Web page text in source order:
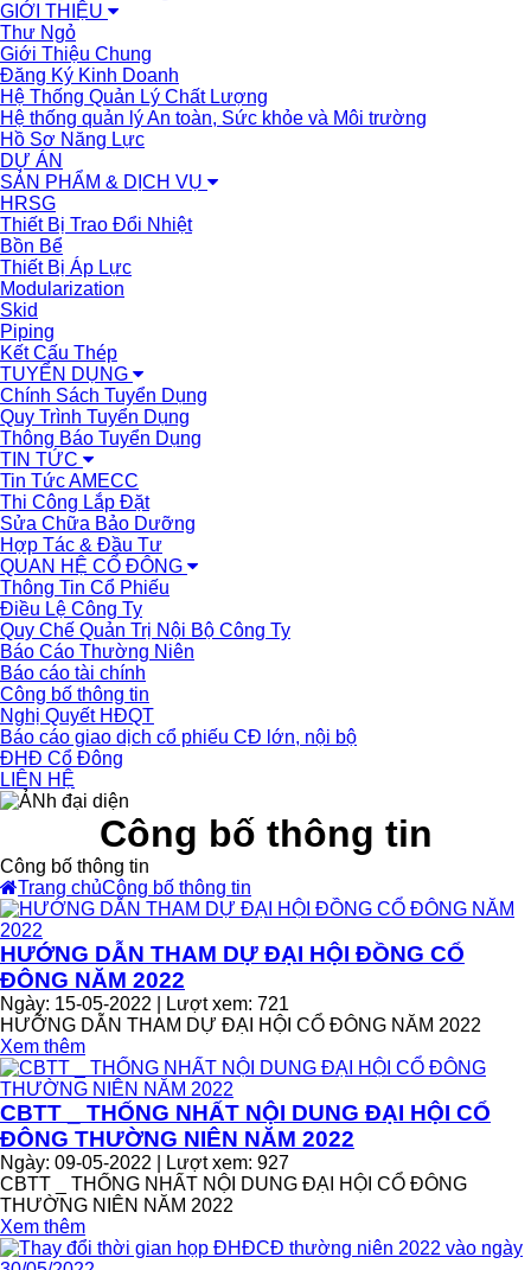
GIỚI THIỆU
Thư Ngỏ
Giới Thiệu Chung
Đăng Ký Kinh Doanh
Hệ Thống Quản Lý Chất Lượng
Hệ thống quản lý An toàn, Sức khỏe và Môi trường
Hồ Sơ Năng Lực
DỰ ÁN
SẢN PHẨM & DỊCH VỤ
HRSG
Thiết Bị Trao Đổi Nhiệt
Bồn Bể
Thiết Bị Áp Lực
Modularization
Skid
Piping
Kết Cấu Thép
TUYỂN DỤNG
Chính Sách Tuyển Dụng
Quy Trình Tuyển Dụng
Thông Báo Tuyển Dụng
TIN TỨC
Tin Tức AMECC
Thi Công Lắp Đặt
Sửa Chữa Bảo Dưỡng
Hợp Tác & Đầu Tư
QUAN HỆ CỔ ĐÔNG
Thông Tin Cổ Phiếu
Điều Lệ Công Ty
Quy Chế Quản Trị Nội Bộ Công Ty
Báo Cáo Thường Niên
Báo cáo tài chính
Công bố thông tin
Nghị Quyết HĐQT
Báo cáo giao dịch cổ phiếu CĐ lớn, nội bộ
ĐHĐ Cổ Đông
LIÊN HỆ
Công bố thông tin
Công bố thông tin
Trang chủCông bố thông tin
HƯỚNG DẪN THAM DỰ ĐẠI HỘI ĐỒNG CỔ
ĐÔNG NĂM 2022
Ngày: 15-05-2022 | Lượt xem: 721
HƯỠNG DẪN THAM DỰ ĐẠI HỘI CỔ ĐÔNG NĂM 2022
Xem thêm
CBTT _ THỐNG NHẤT NỘI DUNG ĐẠI HỘI CỔ
ĐÔNG THƯỜNG NIÊN NĂM 2022
Ngày: 09-05-2022 | Lượt xem: 927
CBTT _ THỐNG NHẤT NỘI DUNG ĐẠI HỘI CỔ ĐÔNG
THƯỜNG NIÊN NĂM 2022
Xem thêm